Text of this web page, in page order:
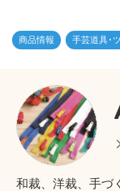
商品情報 手芸道具･
和裁、洋裁、手づ